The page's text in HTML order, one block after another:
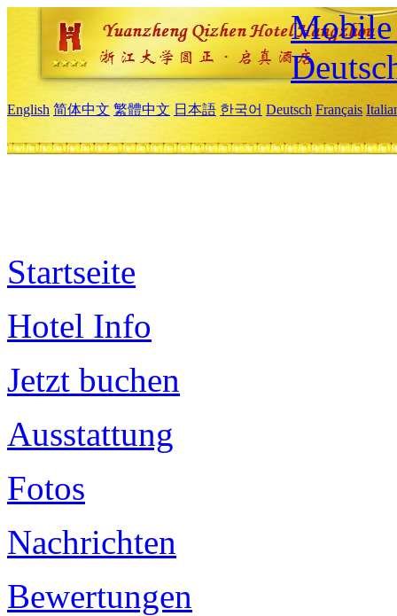
Mobile
English 简体中文 繁體中文 日本語 한국어 Deutsch Français
Startseite
Hotel Info
Jetzt buchen
Ausstattung
Fotos
Nachrichten
Bewertungen